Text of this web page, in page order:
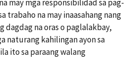
may mga responsibilidad sa pag-
trabaho na may inaasahang nang
dagdag na oras o paglalakbay,
naturang kahilingan ayon sa
ito sa paraang walang